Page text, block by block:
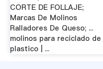
CORTE DE FOLLAJE;
Marcas De Molinos
Ralladores De Queso; ...
molinos para reciclado de
plastico | ...